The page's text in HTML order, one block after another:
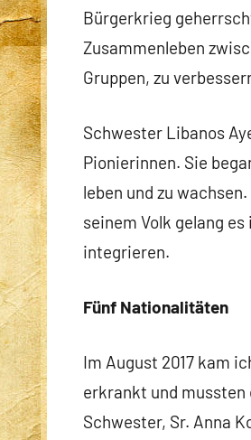
Bürgerkrieg
Zusammenleben
Gruppen, zu
Schwester Libanos
Pionierinnen. Sie
leben und zu
seinem Volk gelang
integrieren.
Fünf Nationalitäten
Im August 2017 kam
erkrankt und mussten
Schwester, Sr. Anna